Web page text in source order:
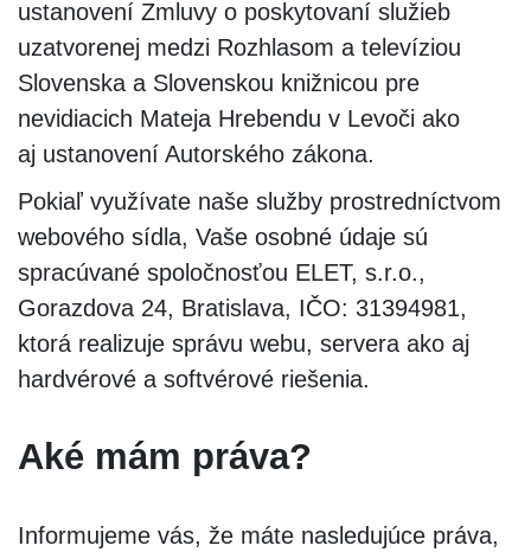
ustanovení Zmluvy o poskytovaní služieb
uzatvorenej medzi Rozhlasom a televíziou
Slovenska a Slovenskou knižnicou pre
nevidiacich Mateja Hrebendu v Levoči ako
aj ustanovení Autorského zákona.
Pokiaľ využívate naše služby prostredníctvom
webového sídla, Vaše osobné údaje sú
spracúvané spoločnosťou ELET, s.r.o.,
Gorazdova 24, Bratislava, IČO: 31394981,
ktorá realizuje správu webu, servera ako aj
hardvérové a softvérové riešenia.
Aké mám práva?
Informujeme vás, že máte nasledujúce práva,